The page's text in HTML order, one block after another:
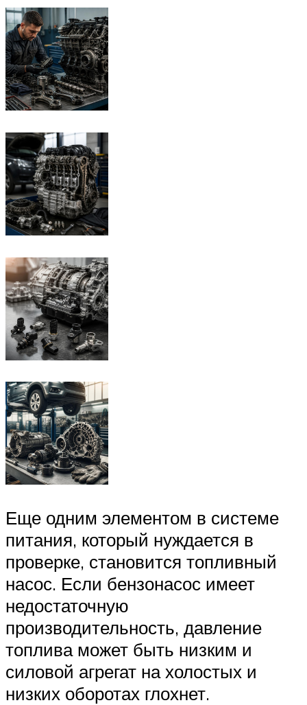
Еще одним элементом в системе
питания, который нуждается в
проверке, становится топливный
насос. Если бензонасос имеет
недостаточную
производительность, давление
топлива может быть низким и
силовой агрегат на холостых и
низких оборотах глохнет.